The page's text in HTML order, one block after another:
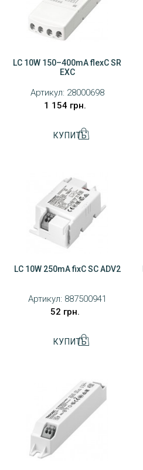
LC 10W 150–400mA flexC SR
EXC
Артикул: 28000698
1 154 грн.
LC 10W 250mA fixC SC ADV2
Артикул: 887500941
52 грн.